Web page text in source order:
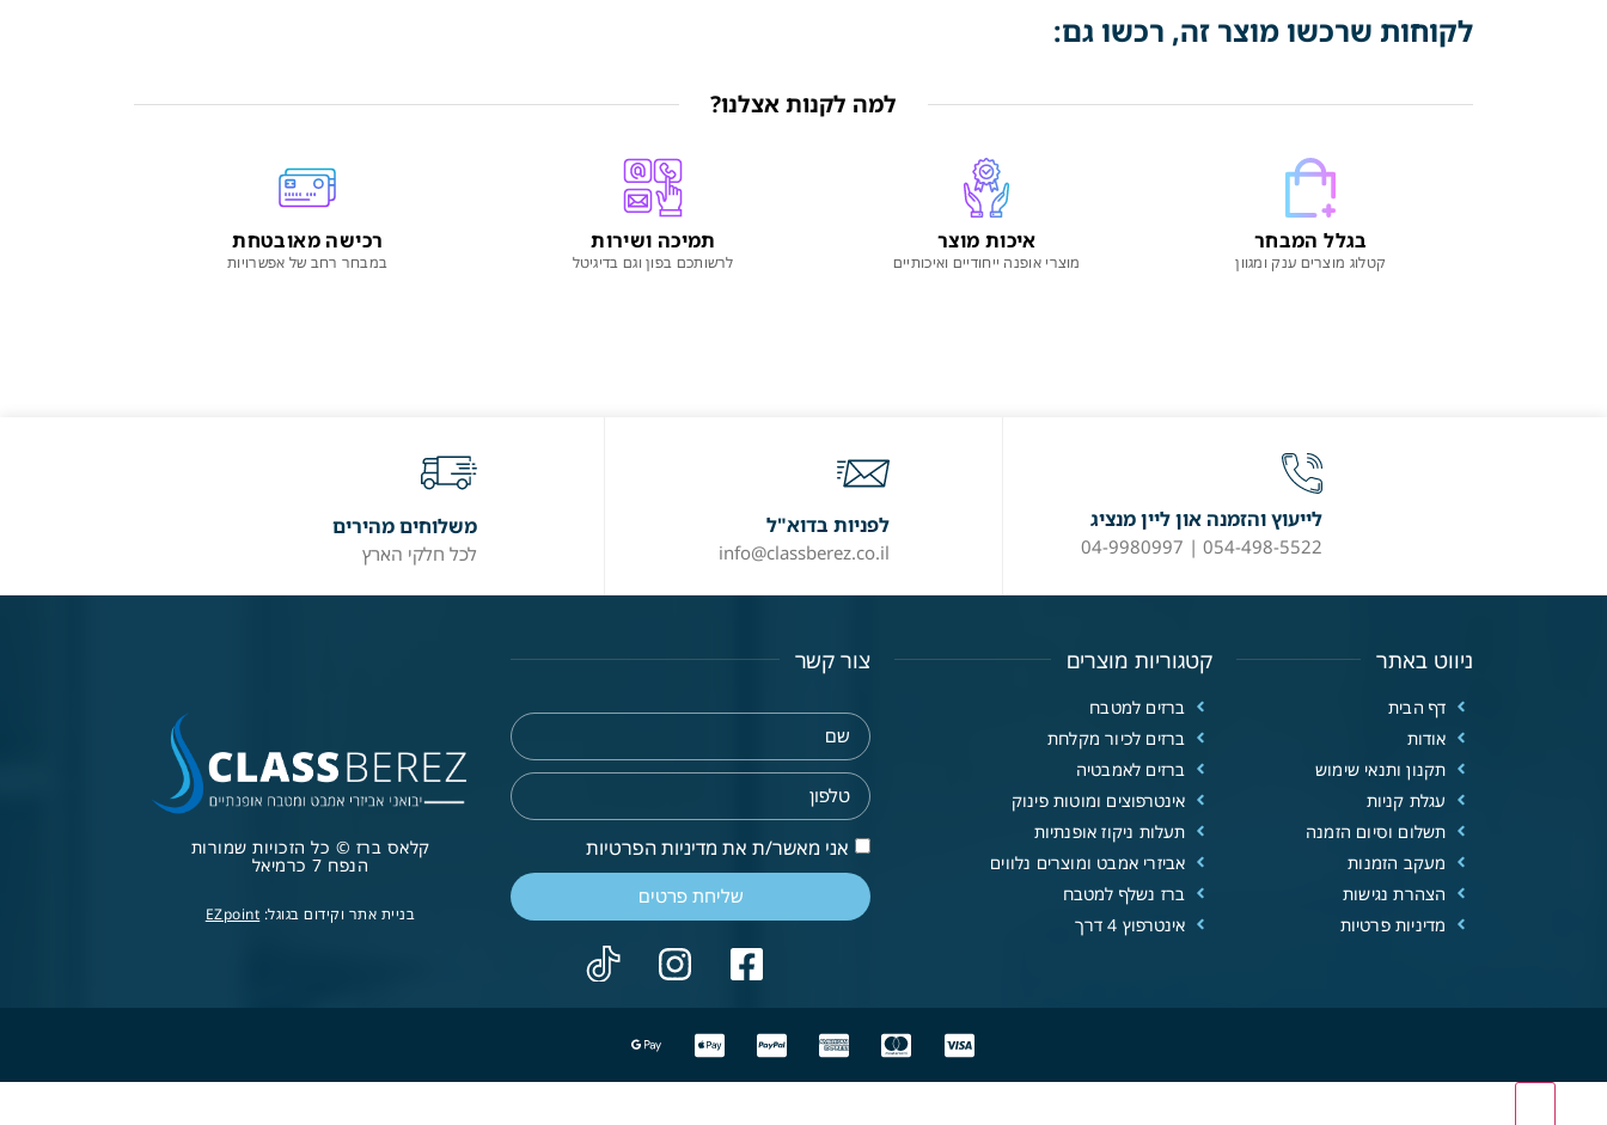
לקוחות שרכשו מוצר זה, רכשו גם:
למה לקנות אצלנו?
בגלל המבחר
קטלוג מוצרים ענק ומגוון
איכות מוצר
מוצרי אופנה ייחודיים ואיכותיים
תמיכה ושירות
לרשותכם בפון וגם בדיגיטל
רכישה מאובטחת
במבחר רחב של אפשרויות
לייעוץ והזמנה און ליין מנציג
054-498-5522 | 04-9980997
לפניות בדוא"ל
info@classberez.co.il
משלוחים מהירים
לכל חלקי הארץ
ניווט באתר
דף הבית
אודות
תקנון ותנאי שימוש
עגלת קניות
תשלום וסיום הזמנה
מעקב הזמנות
הצהרת נגישות
מדיניות פרטיות
קטגוריות מוצרים
ברזים למטבח
ברזים לכיור מקלחת
ברזים לאמבטיה
אינטרפוצים ומוטות פינוק
תעלות ניקוז אופנתיות
אביזרי אמבט ומוצרים נלווים
ברז נשלף למטבח
אינטרפוץ 4 דרך
צור קשר
אני מאשר/ת את מדיניות הפרטיות
שליחת פרטים
קלאס ברז © כל הזכויות שמורות
הנפח 7 כרמיאל
בניית אתר וקידום בגוגל: EZpoint